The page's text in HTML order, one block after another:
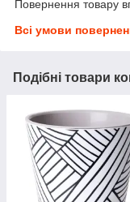
Повернення товару
Всі умови
Подібні товари